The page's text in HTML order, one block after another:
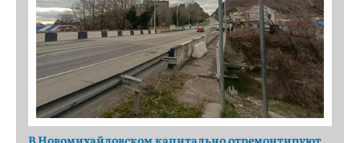
В Новомихайловском капитально отремонтируют